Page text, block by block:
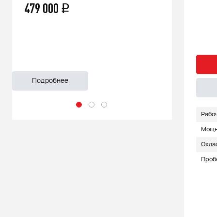
66 500q
Подробнее